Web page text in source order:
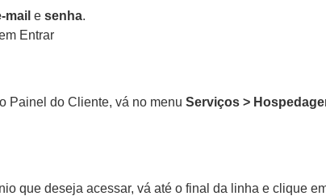
mail esenha.
Entrar
Painel do Cliente, vá no menuServiços >
que deseja acessar, vá até o final da linha e clique